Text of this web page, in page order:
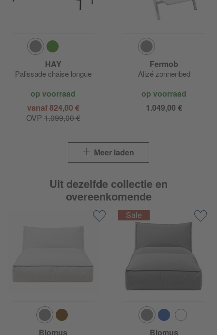
HAY
Palissade chaise longue
op voorraad
vanaf 824,00 €
OVP1.099,00 €
Fermob
Alizé zonnenbed
op voorraad
1.049,00 €
Meer laden
Uit dezelfde collectie en
overeenkomende
Blomus Blomus